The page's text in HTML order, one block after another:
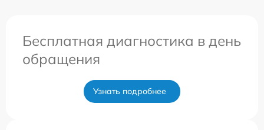
Бесплатная диагностика в день
обращения
Узнать подробнее